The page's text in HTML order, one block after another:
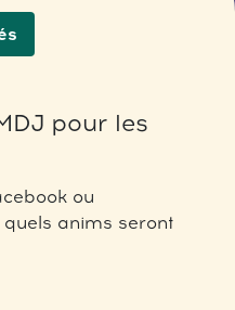
pour les
ou
anims seront